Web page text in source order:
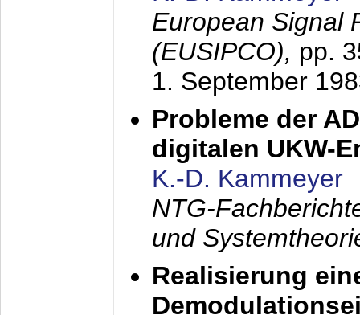
European Signal
(EUSIPCO), pp.
1. September
Probleme der
digitalen UKW-
K.-D. Kammeyer
NTG-
und
Realisierung